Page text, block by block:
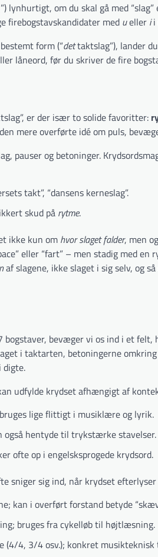
lynhurtigt, om du skal gå med
firebogstavs­kandidater med ueller ii
form (“dettaktslag”), lander
låneord, før du skriver de fire
er der især to solide favoritter:
mere overførte idé om puls,
pauser og betoninger.
takt”, “dansens kerneslag”.
skud på rytme.
ikke kun om hvor slaget falder, men
eller “fart” – men stadig med
af slagene, ikke slaget i sig selv, og
bevæger vi os ind i et felt,
i taktarten, betoningerne
digte.
udfylde krydset afhængigt af
lige flittigt i musiklære og lyrik.
også hentyde til trykstærke stavelser.
ofte op i engelsksprogede krydsord.
sniger sig ind, når krydset
kan i overført forstand betyde
bruges fra cykelløb til højtlæsning.
(4/4, 3/4 osv.); konkret musikteknisk